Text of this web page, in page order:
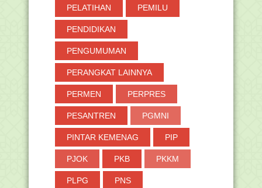
PELATIHAN PEMILU
PENDIDIKAN
PENGUMUMAN
PERANGKAT LAINNYA
PERMEN PERPRES
PESANTREN PGMNI
PINTAR KEMENAG PIP
PJOK PKB PKKM
PLPG PNS